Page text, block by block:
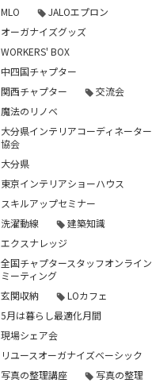
MLO
JALOエプロン
オーガナイズグッズ
WORKERS' BOX
中四国チャプター
関西チャプター
交流会
魔法のリノベ
大分県インテリアコーディネーター
協会
大分県
東京インテリアショーハウス
スキルアップセミナー
洗濯動線
建築知識
エクスナレッジ
全国チャプタースタッフオンライン
ミーティング
玄関収納
LOカフェ
5月は暮らし最適化月間
現場シェア会
リユースオーガナイズベーシック
写真の整理講座
写真の整理